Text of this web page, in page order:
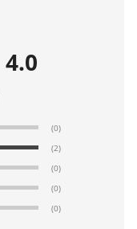
4.0
(0)
(2)
(0)
(0)
(0)